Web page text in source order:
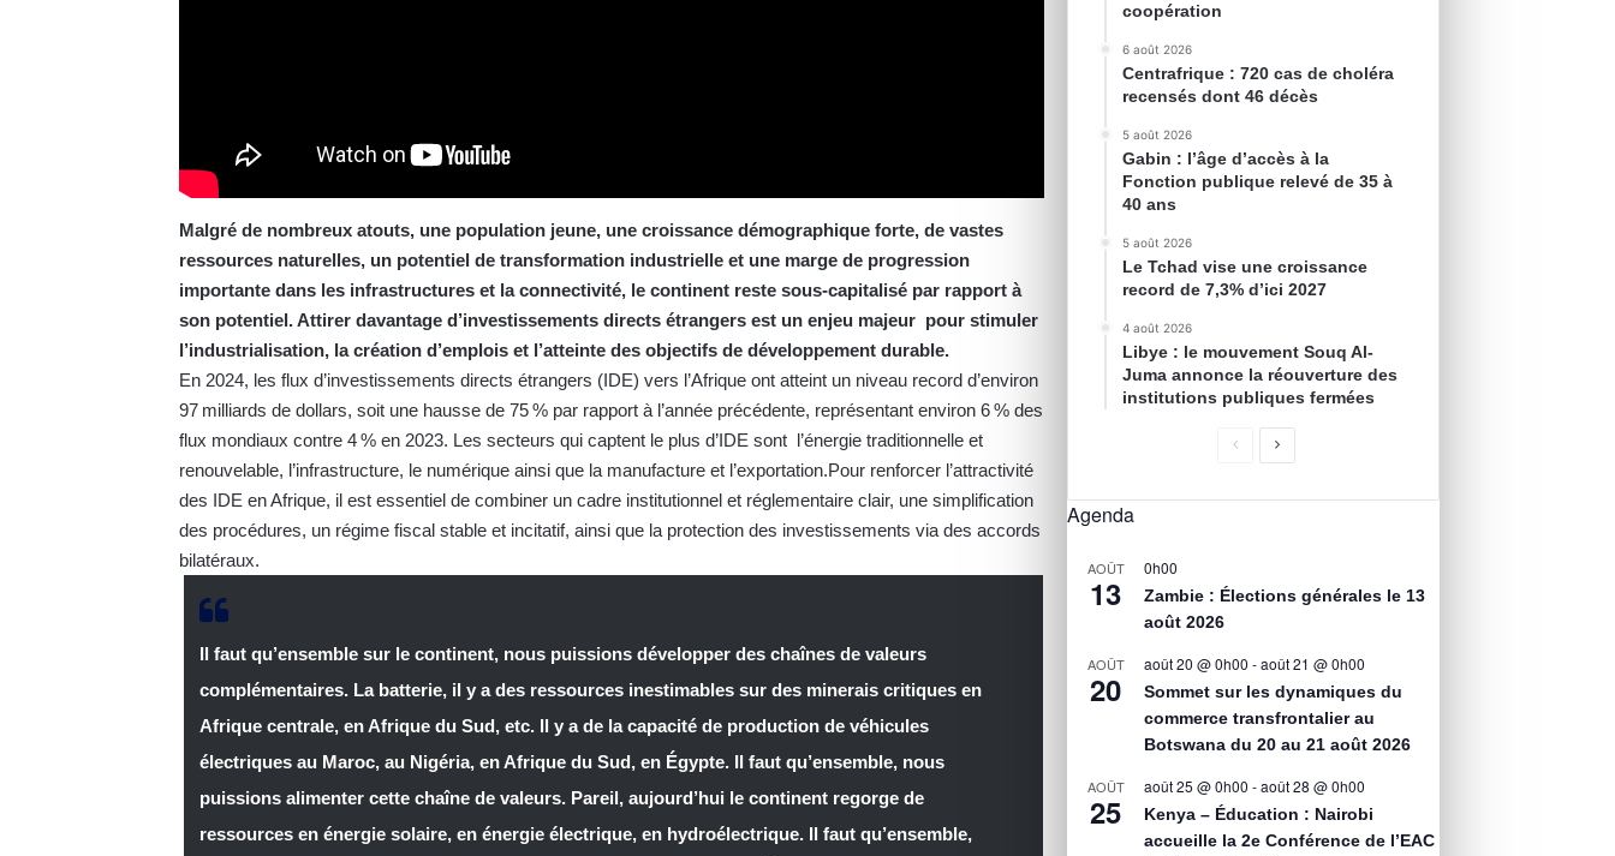
Malgré de nombreux atouts, une population jeune, une croissance démographique forte, de vastes
ressources naturelles, un potentiel de transformation industrielle et une marge de progression
importante dans les infrastructures et la connectivité, le continent reste sous‑capitalisé par rapport à
son potentiel. Attirer davantage d’investissements directs étrangers est un enjeu majeur pour stimuler
l’industrialisation, la création d’emplois et l’atteinte des objectifs de développement durable.
En 2024, les flux d’investissements directs étrangers (IDE) vers l’Afrique ont atteint un niveau record d’environ
97 milliards de dollars, soit une hausse de 75 % par rapport à l’année précédente, représentant environ 6 % des
flux mondiaux contre 4 % en 2023. Les secteurs qui captent le plus d’IDE sont l’énergie traditionnelle et
renouvelable, l’infrastructure, le numérique ainsi que la manufacture et l’exportation.Pour renforcer l’attractivité
des IDE en Afrique, il est essentiel de combiner un cadre institutionnel et réglementaire clair, une simplification
des procédures, un régime fiscal stable et incitatif, ainsi que la protection des investissements via des accords
bilatéraux.
Il faut qu’ensemble sur le continent, nous puissions développer des chaînes de valeurs
complémentaires. La batterie, il y a des ressources inestimables sur des minerais critiques en
Afrique centrale, en Afrique du Sud, etc. Il y a de la capacité de production de véhicules
électriques au Maroc, au Nigéria, en Afrique du Sud, en Égypte. Il faut qu’ensemble, nous
puissions alimenter cette chaîne de valeurs. Pareil, aujourd’hui le continent regorge de
ressources en énergie solaire, en énergie électrique, en hydroélectrique. Il faut qu’ensemble,
coopération
6 août 2026
Centrafrique : 720 cas de choléra
recensés dont 46 décès
5 août 2026
Gabin : l’âge d’accès à la
Fonction publique relevé de 35 à
40 ans
5 août 2026
Le Tchad vise une croissance
record de 7,3% d’ici 2027
4 août 2026
Libye : le mouvement Souq Al-
Juma annonce la réouverture des
institutions publiques fermées
Agenda
AOÛT
13
0h00
Zambie : Élections générales le 13
août 2026
AOÛT
20
août 20 @ 0h00 -août 21 @ 0h00
Sommet sur les dynamiques du
commerce transfrontalier au
Botswana du 20 au 21 août 2026
AOÛT
25
août 25 @ 0h00 -août 28 @ 0h00
Kenya – Éducation : Nairobi
accueille la 2e Conférence de l’EAC